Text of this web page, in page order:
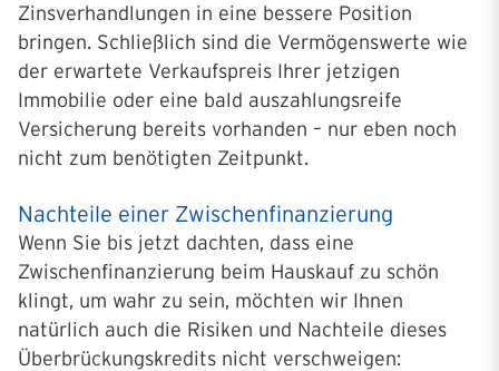
Zinsverhandlungen in eine bessere Position
bringen. Schließlich sind die Vermögenswerte wie
der erwartete Verkaufspreis Ihrer jetzigen
Immobilie oder eine bald auszahlungsreife
Versicherung bereits vorhanden – nur eben noch
nicht zum benötigten Zeitpunkt.
Nachteile einer Zwischenfinanzierung
Wenn Sie bis jetzt dachten, dass eine
Zwischenfinanzierung beim Hauskauf zu schön
klingt, um wahr zu sein, möchten wir Ihnen
natürlich auch die Risiken und Nachteile dieses
Überbrückungskredits nicht verschweigen: